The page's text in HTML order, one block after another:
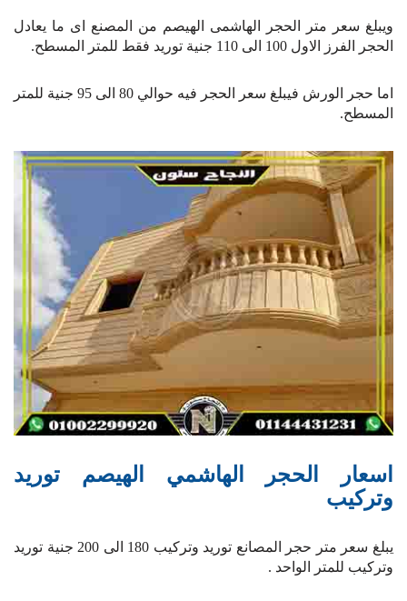
ويبلغ سعر متر الحجر الهاشمى الهيصم من المصنع اى ما يعادل
الحجر الفرز الاول 100 الى 110 جنية توريد فقط للمتر المسطح.
اما حجر الورش فيبلغ سعر الحجر فيه حوالي 80 الى 95 جنية للمتر
المسطح.
اسعار الحجر الهاشمي الهيصم توريد
وتركيب
يبلغ سعر متر حجر المصانع توريد وتركيب 180 الى 200 جنية توريد
وتركيب للمتر الواحد .